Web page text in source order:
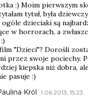
:) Moim pierwszym
tytuł, była
ogóle dzieciaki są
w horrorach, a
film "Dzieci"? Dorośli
przez swoje pociechy.
kiepska niż dobra,
pasuje :)
Król 1.06.2013, 15:23